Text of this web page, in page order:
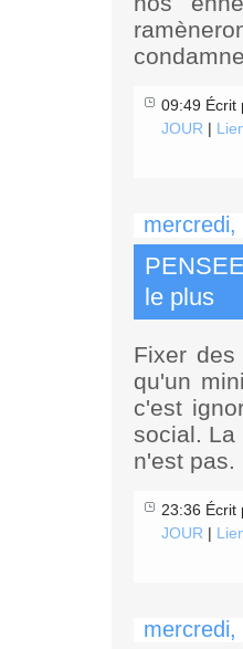
09:49 Écrit
JOUR |
mercredi,
le plus
Fixer
qu'un
c'est
social. La
n'est pas.
23:36 Écrit
JOUR |
mercredi,